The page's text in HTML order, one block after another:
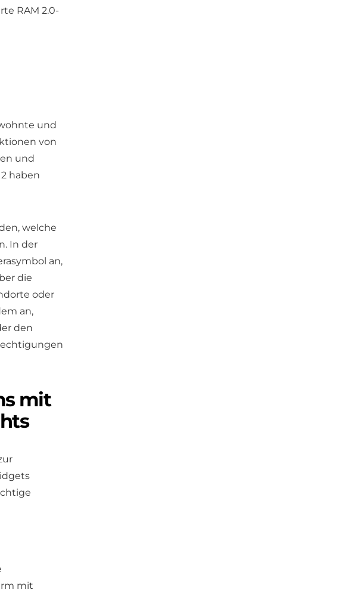
RAM 2.0-
und
von
und
haben
welche
In der
an,
die
oder
an,
den
mit
mit